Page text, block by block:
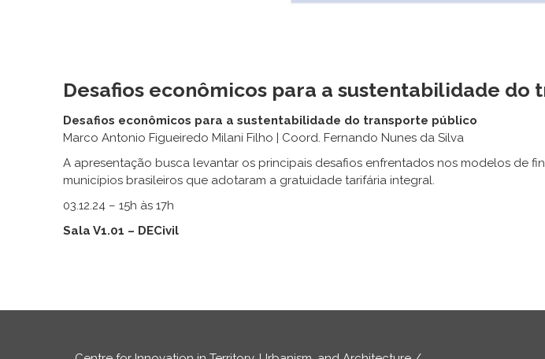
Desafios econômicos para a sustentabilidade do
Desafios econômicos para a sustentabilidade do transporte público
Marco Antonio Figueiredo Milani Filho | Coord. Fernando Nunes da Silva
A apresentação busca levantar os principais desafios enfrentados nos modelos de
municípios brasileiros que adotaram a gratuidade tarifária integral.
03.12.24 – 15h às 17h
Sala V1.01 – DECivil